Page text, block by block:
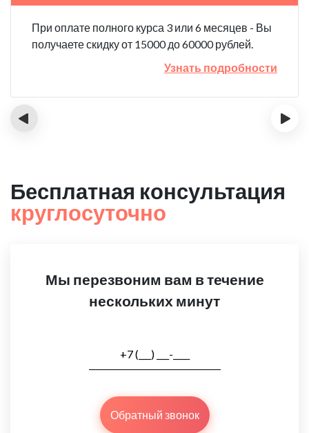
При оплате полного курса 3 или 6 месяцев - Вы
получаете скидку от 15000 до 60000 рублей.
Узнать подробности
‹ ›
Бесплатная консультация
круглосуточно
Мы перезвоним вам в течение
нескольких минут
Обратный звонок